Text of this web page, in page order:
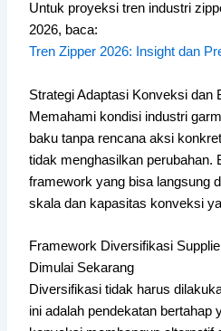
Untuk proyeksi tren industri
2026, baca:
Tren Zipper 2026: Insight dan
Strategi Adaptasi Konveksi dan
Memahami kondisi industri
baku tanpa rencana aksi
tidak menghasilkan perubahan.
framework yang bisa langsung
skala dan kapasitas konveksi
Framework Diversifikasi
Dimulai Sekarang
Diversifikasi tidak harus
ini adalah pendekatan bertahap